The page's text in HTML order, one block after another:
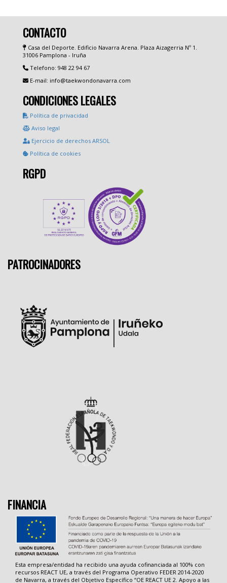
CONTACTO
Casa del Deporte. Edificio Navarra Arena. Plaza Aizagerria Nº 1.
31006 Pamplona - Iruña
Telefono: 948 22 94 67
E-mail: info@taekwondonavarra.com
CONDICIONES LEGALES
Política de privacidad
Aviso legal
Ejercicio de derechos ARSOL
Política de cookies
RGPD
PATROCINADORES
FINANCIA
Esta empresa/entidad ha recibido una ayuda cofinanciada al 100% con
recursos REACT UE, a través del Programa Operativo FEDER 2014-2020
de Navarra, a través del Objetivo Específico “OE REACT UE 2. Apoyo a las